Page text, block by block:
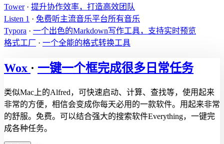
Tower · 提升协作效率，打造高效团队
Listen 1 · 免费听主流音乐平台所有音乐
Typora · 一个出色的Markdown写作工具，支持实时预览
格式工厂 · 一个全能的格式转换工具
Wox · 一键一个框完成很多日常任务
类似Mac上的Alfred，可快速启动、计算、查找等，使用起来
非常的方便，相信会变成你每天必用的一款软件。用起来非常
的舒服。免费。可以结合强大的搜索软件Everything，一键完
成各种任务。